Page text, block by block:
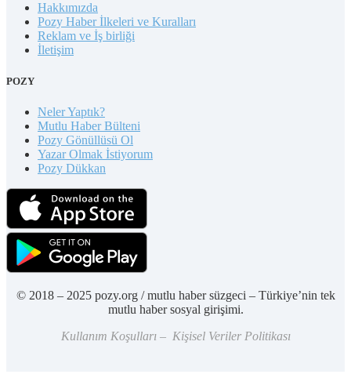
Hakkımızda
Pozy Haber İlkeleri ve Kuralları
Reklam ve İş birliği
İletişim
POZY
Neler Yaptık?
Mutlu Haber Bülteni
Pozy Gönüllüsü Ol
Yazar Olmak İstiyorum
Pozy Dükkan
© 2018 – 2025 pozy.org / mutlu haber süzgeci – Türkiye’nin tek
mutlu haber sosyal girişimi.
Kullanım Koşulları – Kişisel Veriler Politikası